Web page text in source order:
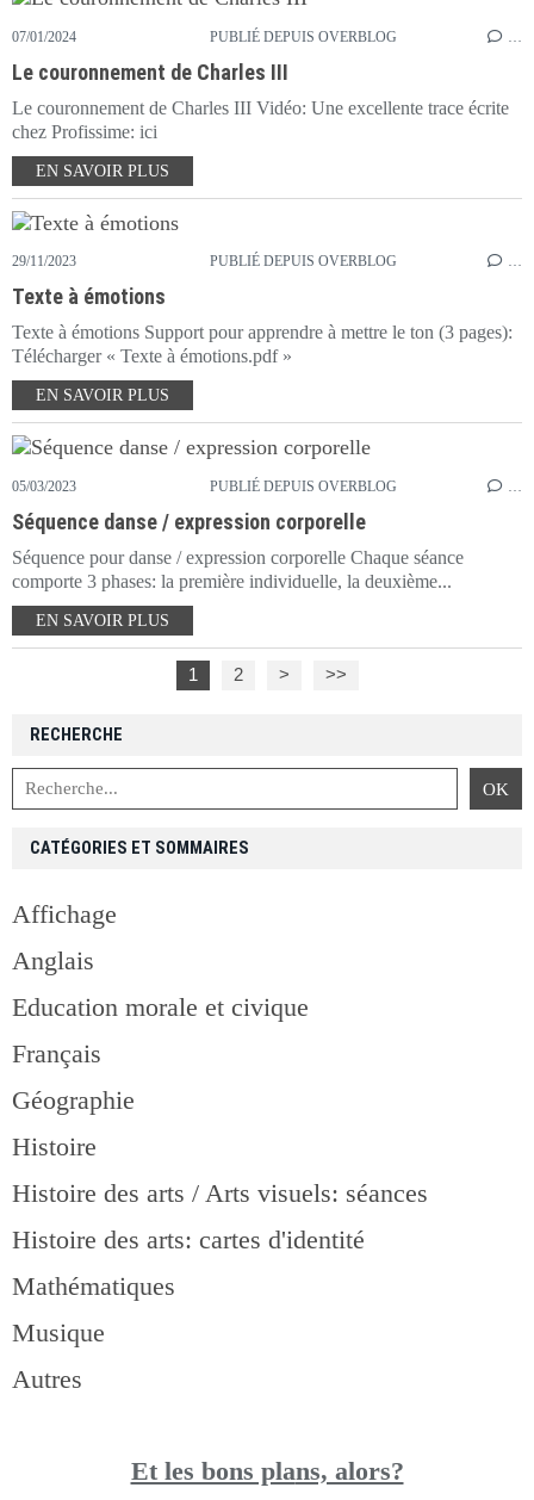
07/01/2024 PUBLIÉ DEPUIS OVERBLOG
Le couronnement de Charles III
Le couronnement de Charles III Vidéo: Une excellente trace écrite
chez Profissime: ici
EN SAVOIR PLUS
29/11/2023 PUBLIÉ DEPUIS OVERBLOG …
Texte à émotions
Texte à émotions Support pour apprendre à mettre le ton (3 pages):
Télécharger « Texte à émotions.pdf »
EN SAVOIR PLUS
05/03/2023 PUBLIÉ DEPUIS OVERBLOG
Séquence danse / expression corporelle
Séquence pour danse / expression corporelle Chaque séance
comporte 3 phases: la première individuelle, la deuxième...
EN SAVOIR PLUS
1 2 > >>
RECHERCHE
CATÉGORIES ET SOMMAIRES
Affichage
Anglais
Education morale et civique
Français
Géographie
Histoire
Histoire des arts / Arts visuels: séances
Histoire des arts: cartes d'identité
Mathématiques
Musique
Autres
Et les bons plans, alors?